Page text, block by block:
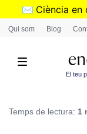
✉️ Ciència en
➜
Qui som Blog
El teu
Temps de lectura: 1